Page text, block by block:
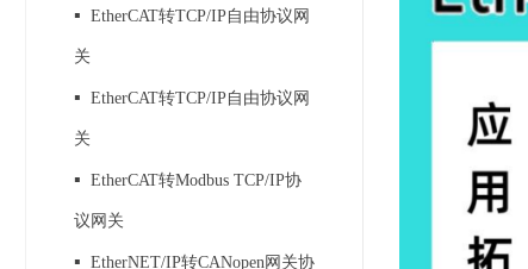
▪ EtherCAT转TCP/IP自由协议网
关
▪ EtherCAT转TCP/IP自由协议网
关
▪ EtherCAT转Modbus TCP/IP协
议网关
▪ EtherNET/IP转CANopen网关协